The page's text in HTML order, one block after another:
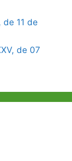
11 de
de 07